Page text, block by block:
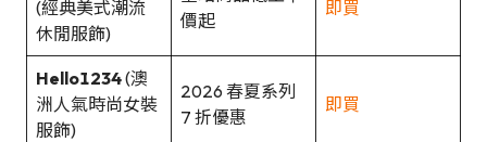
(經典美式潮流
休閒服飾)
價起
即買
Hello1234(澳
洲人氣時尚女裝
服飾)
2026 春夏系列
7 折優惠
即買